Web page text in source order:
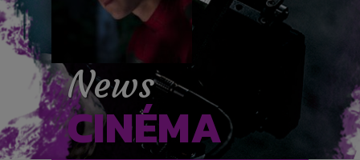
News
CINÉMA